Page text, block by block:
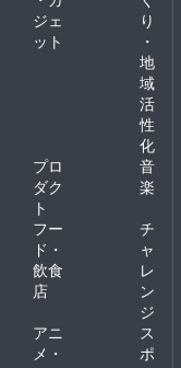
ジェ
ット
り
・
地
域
活
性
化
プロ
ダク
ト
音
楽
フー
ド・
飲食
店
チ
ャ
レ
ン
ジ
アニ
メ・
ス
ポ